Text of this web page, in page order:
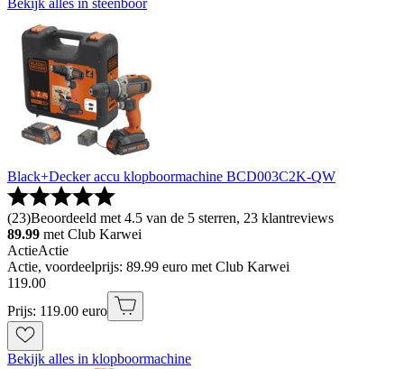
Black+Decker accu klopboormachine BCD003C2K-QW
(23)Beoordeeld met 4.5 van de 5 sterren, 23 klantreviews
89.99 met Club Karwei
ActieActie
Actie, voordeelprijs: 89.99 euro met Club Karwei
119.00
Prijs: 119.00 euro
Bekijk alles in klopboormachine